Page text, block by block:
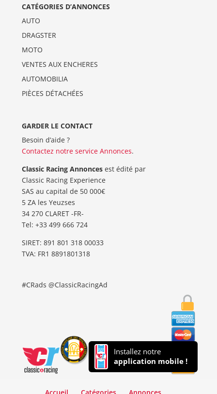
CATÉGORIES D’ANNONCES
AUTO
DRAGSTER
MOTO
VENTES AUX ENCHERES
AUTOMOBILIA
PIÈCES DÉTACHÉES
GARDER LE CONTACT
Besoin d’aide ?
Contactez notre service Annonces.
Classic Racing Annoncesest édité par
Classic Racing Experience
SAS au capital de 50 000€
5 ZA les Yeuzses
34 270 CLARET -FR-
Tel: ‭+33 499 666 724‬
SIRET: 891 801 318 00033
TVA: FR1 8891801318
#CRads @ClassicRacingAd
Installez notre
application mobile !